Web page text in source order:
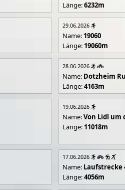
Länge:6232m
29.06.2026
Name: 19060
Länge: 19060m
28.06.2026
Name: Dotzheim
Länge:4163m
19.06.2026
Name:Von Lidl um
Länge: 11018m
17.06.2026
Name: Laufstrecke
Länge:4056m